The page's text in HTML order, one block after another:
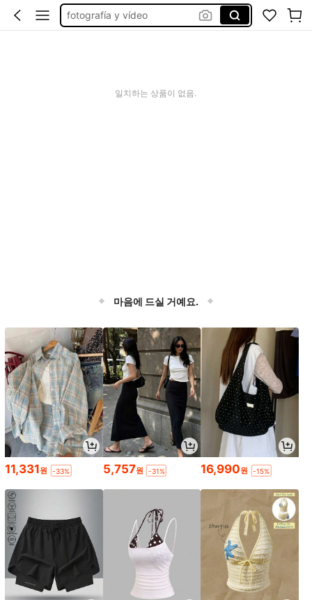
fotografía y vídeo
libro nadie puede salvarte esepto tu
일치하는 상품이 없음.
마음에 드실 거예요.
11,331원 -33% 5,757원 -31% 16,990원 -15%